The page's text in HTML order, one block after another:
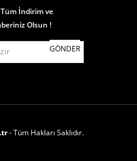
İndirim ve
Olsun !
GÖNDER
- Tüm Hakları Saklıdır.